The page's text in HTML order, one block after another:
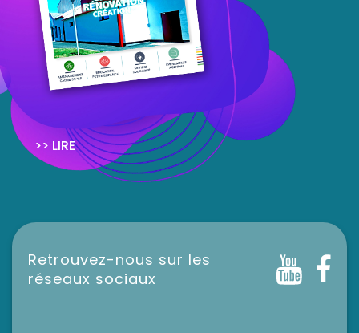
>> LIRE
Retrouvez-nous sur les
réseaux sociaux